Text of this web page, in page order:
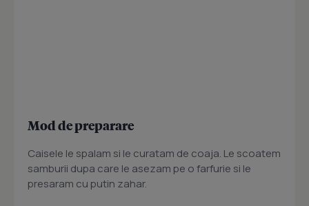
Mod de preparare
Caisele le spalam si le curatam de coaja. Le scoatem
samburii dupa care le asezam pe o farfurie si le
presaram cu putin zahar.